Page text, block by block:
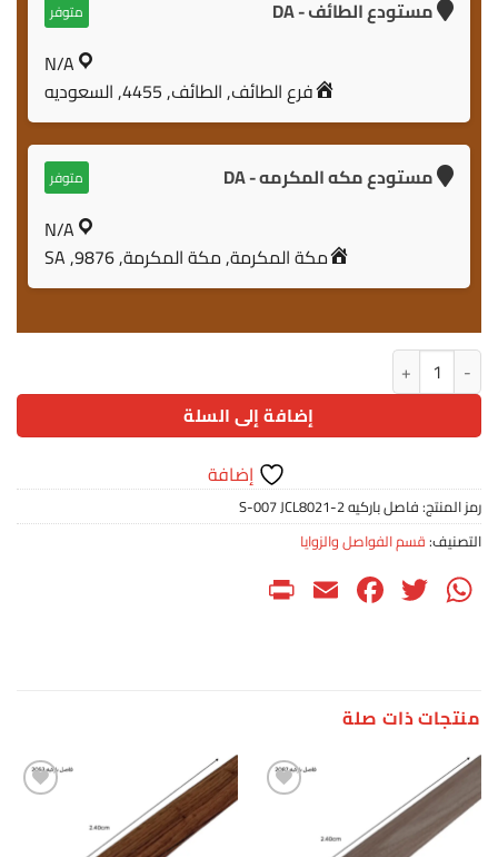
مستودع الطائف - DA متوفر
N/A
فرع الطائف, الطائف, 4455, السعوديه
مستودع مكه المكرمه - DA متوفر
N/A
مكة المكرمة, مكة المكرمة, 9876, SA
كمية فاصل باركيه S-007 JCL8021-2
إضافة إلى السلة
إضافة
رمز المنتج:فاصل باركيه S-007 JCL8021-2
التصنيف:قسم الفواصل والزوايا
WhatsApp
Twitter
Facebook
Email
منتجات ذات صلة